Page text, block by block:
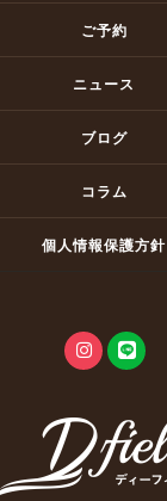
ご予約
ニュース
ブログ
コラム
個人情報保護方針